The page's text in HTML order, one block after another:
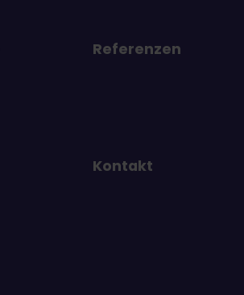
Referenzen
Kontakt